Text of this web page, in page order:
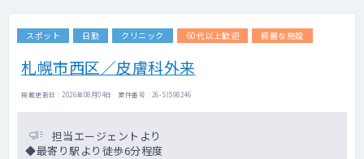
スポット 日勤 クリニック 60代以上歓迎 綺麗な施設
札幌市西区／皮膚科外来
掲載更新日 : 2026年08月04日 案件番号 : 26-SI598246
担当エージェントより
◆最寄り駅より徒歩6分程度